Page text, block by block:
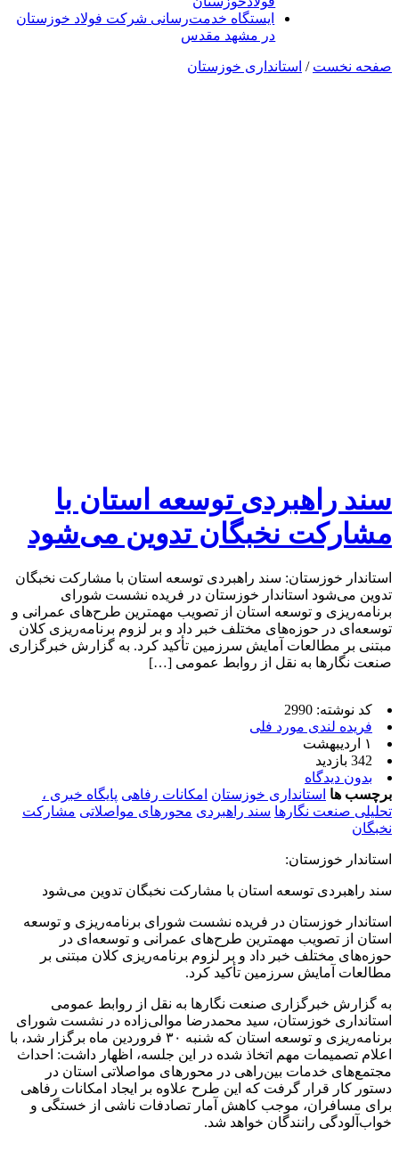
ایستگاه خدمت‌رسانی شرکت فولاد خوزستان
در مشهد مقدس
صفحه نخست / استانداری خوزستان
سند راهبردی توسعه استان با
مشارکت نخبگان تدوین می‌شود
استاندار خوزستان: سند راهبردی توسعه استان با مشارکت نخبگان
تدوین می‌شود استاندار خوزستان در فریده نشست شورای
برنامه‌ریزی و توسعه استان از تصویب مهمترین طرح‌های عمرانی و
توسعه‌ای در حوزه‌های مختلف خبر داد و بر لزوم برنامه‌ریزی کلان
مبتنی بر مطالعات آمایش سرزمین تأکید کرد. به گزارش خبرگزاری
صنعت نگارها به نقل از روابط عمومی […]
کد نوشته: 2990
فریده لندی مورد فلی
۱ اردیبهشت
342 بازدید
بدون دیدگاه
برچسب ها استانداری خوزستان امکانات رفاهی پایگاه خبری ،
تحلیلی صنعت نگارها سند راهبردی محورهای مواصلاتی مشارکت
نخبگان
استاندار خوزستان:
سند راهبردی توسعه استان با مشارکت نخبگان تدوین می‌شود
استاندار خوزستان در فریده نشست شورای برنامه‌ریزی و توسعه
استان از تصویب مهمترین طرح‌های عمرانی و توسعه‌ای در
حوزه‌های مختلف خبر داد و بر لزوم برنامه‌ریزی کلان مبتنی بر
مطالعات آمایش سرزمین تأکید کرد.
به گزارش خبرگزاری صنعت نگارها به نقل از روابط عمومی
استانداری خوزستان، سید محمدرضا موالی‌زاده در نشست شورای
برنامه‌ریزی و توسعه استان که شنبه ۳۰ فروردین‌ ماه برگزار شد، با
اعلام تصمیمات مهم اتخاذ شده در این جلسه، اظهار داشت: احداث
مجتمع‌های خدمات بین‌راهی در محورهای مواصلاتی استان در
دستور کار قرار گرفت که این طرح علاوه بر ایجاد امکانات رفاهی
برای مسافران، موجب کاهش آمار تصادفات ناشی از خستگی و
خواب‌آلودگی رانندگان خواهد شد.